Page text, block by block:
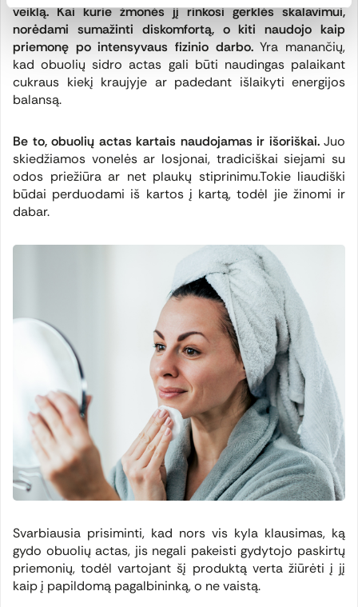
veiklą. Kai kurie žmonės jį rinkosi gerklės skalavimui,
norėdami sumažinti diskomfortą, o kiti naudojo kaip
priemonę po intensyvaus fizinio darbo.Yra manančių,
kad obuolių sidro actas gali būti naudingas palaikant
cukraus kiekį kraujyje ar padedant išlaikyti energijos
balansą.
Be to, obuolių actas kartais naudojamas ir išoriškai. Juo
skiedžiamos vonelės ar losjonai, tradiciškai siejami su
odos priežiūra ar net plaukų stiprinimu.Tokie liaudiški
būdai perduodami iš kartos į kartą, todėl jie žinomi ir
dabar.
Svarbiausia prisiminti, kad nors vis kyla klausimas, ką
gydo obuolių actas, jis negali pakeisti gydytojo paskirtų
priemonių, todėl vartojant šį produktą verta žiūrėti į jį
kaip į papildomą pagalbininką, o ne vaistą.